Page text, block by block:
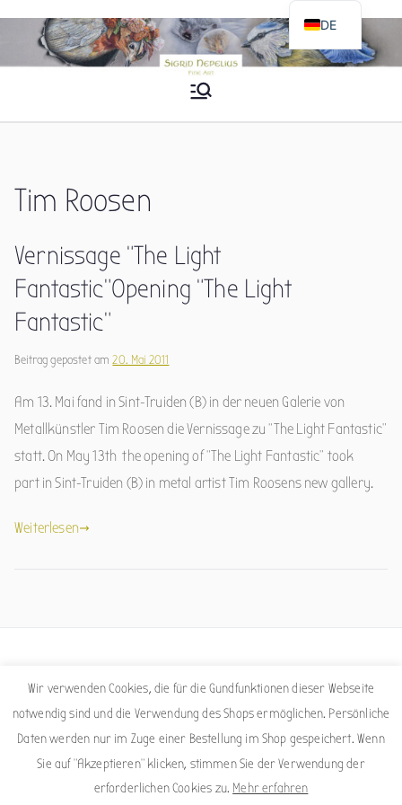
springen
Sigrid Nepelius
Fine Art
Tim Roosen
Vernissage “The Light
Fantastic”Opening “The Light
Fantastic”
Beitrag gepostet am20. Mai 2011
Am 13. Mai fand in Sint-Truiden (B) in der neuen Galerie von
Metallkünstler Tim Roosen die Vernissage zu “The Light Fantastic”
statt. On May 13th the opening of “The Light Fantastic” took
part in Sint-Truiden (B) in metal artist Tim Roosens new gallery.
Weiterlesen
Facebook
Instagram
Copyright © 2026Sigrid Nepelius. Powered byZakraundWordPress
Wir verwenden Cookies, die für die Gundfunktionen dieser Webseite
notwendig sind und die Verwendung des Shops ermöglichen. Persönliche
Daten werden nur im Zuge einer Bestellung im Shop gespeichert. Wenn
Sie auf "Akzeptieren" klicken, stimmen Sie der Verwendung der
erforderlichen Cookies zu. Mehr erfahren
DE
EN